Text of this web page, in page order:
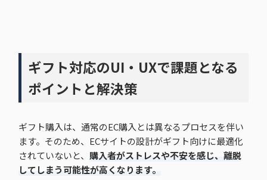
ギフト対応のUI・UXで課題となる
ポイントと解決策
ギフト購入は、通常のEC購入とは異なるプロセスを伴い
ます。そのため、ECサイトの設計がギフト向けに最適化
されていないと、 購入者がストレスや不安を感じ、離脱
してしまう可能性が高くなります。